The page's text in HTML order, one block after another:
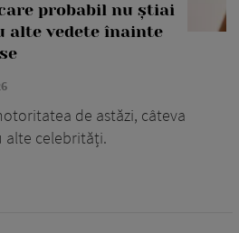
probabil nu știai
alte vedete înainte
de astăzi, câteva
alte celebrități.